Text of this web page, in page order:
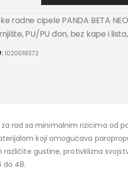
radne cipele PANDA BETA
PU/PU đon, bez kape i
1020018372
za rad sa minimalnim rizicima od
koji omogućava
različite gustine, protivklizna
do 48.